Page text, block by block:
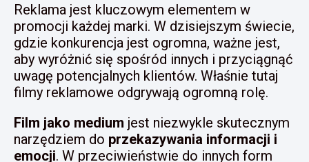
Reklama jest kluczowym elementem w
promocji każdej marki. W dzisiejszym świecie,
gdzie konkurencja jest ogromna, ważne jest,
aby wyróżnić się spośród innych i przyciągnąć
uwagę potencjalnych klientów. Właśnie tutaj
filmy reklamowe odgrywają ogromną rolę.
Film jako medium jest niezwykle skutecznym
narzędziem do przekazywania informacji i
emocji. W przeciwieństwie do innych form